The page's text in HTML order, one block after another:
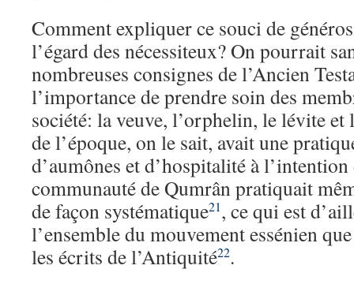
Comment expliquer ce souci de
l’égard des nécessiteux? On pourrait
nombreuses consignes de l’Ancien
l’importance de prendre soin des
société: la veuve, l’orphelin, le lévite et
de l’époque, on le sait, avait une
d’aumônes et d’hospitalité à
communauté de Qumrân pratiquait
de façon systématique21, ce qui est
l’ensemble du mouvement essénien
les écrits de l’Antiquité22.